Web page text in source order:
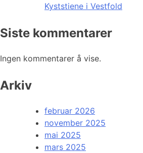
Kyststiene i Vestfold
Siste kommentarer
Ingen kommentarer å vise.
Arkiv
februar 2026
november 2025
mai 2025
mars 2025